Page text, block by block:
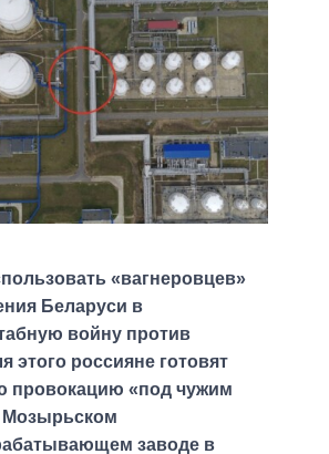
«вагнеровцев»
Беларуси в
войну против
этого россияне готовят
провокацию «под чужим
заводе в